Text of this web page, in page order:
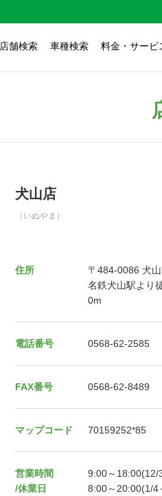
店舗検索 車種検索 料金・サービ
犬山店
（いぬやま）
住所
〒484-0086 犬
名鉄犬山駅より
0m
電話番号 0568-62-2585
FAX番号 0568-62-8489
マップコード 70159252*85
営業時間
/休業日
9:00～18:00(12/
8:00～20:00(1/4